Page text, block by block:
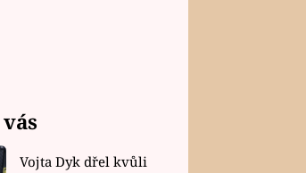
Vojta Dyk dřel kvůli